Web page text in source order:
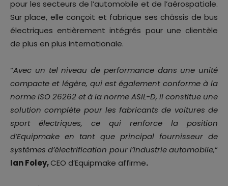
pour les secteurs de l’automobile et de l’aérospatiale.
Sur place, elle conçoit et fabrique ses châssis de bus
électriques entièrement intégrés pour une clientèle
de plus en plus internationale.
“Avec un tel niveau de performance dans une unité
compacte et légère, qui est également conforme à la
norme ISO 26262 et à la norme ASIL-D, il constitue une
solution complète pour les fabricants de voitures de
sport électriques, ce qui renforce la position
d’Equipmake en tant que principal fournisseur de
systèmes d’électrification pour l’industrie automobile,“
Ian Foley,CEO d’Equipmake affirme.